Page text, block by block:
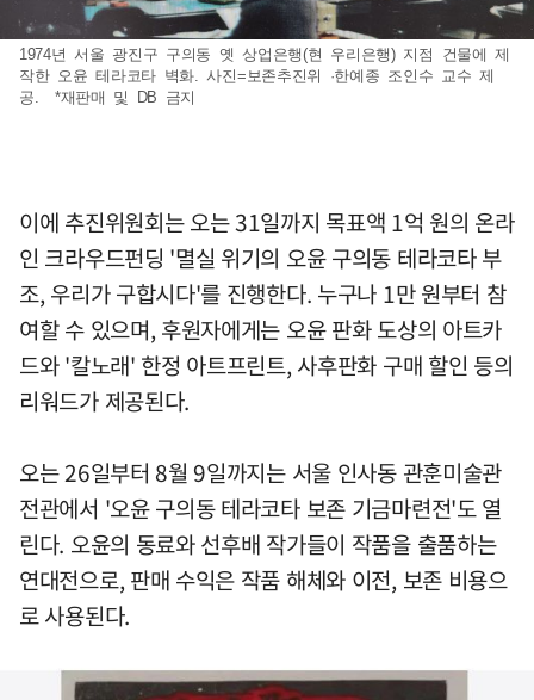
1974년 서울 광진구 구의동 옛 상업은행(현 우리은행) 지점 건물에 제
작한 오윤 테라코타 벽화. 사진=보존추진위 ·한예종 조인수 교수 제
공. *재판매 및 DB 금지
이에 추진위원회는 오는 31일까지 목표액 1억 원의 온라
인 크라우드펀딩 '멸실 위기의 오윤 구의동 테라코타 부
조, 우리가 구합시다'를 진행한다. 누구나 1만 원부터 참
여할 수 있으며, 후원자에게는 오윤 판화 도상의 아트카
드와 '칼노래' 한정 아트프린트, 사후판화 구매 할인 등의
리워드가 제공된다.
오는 26일부터 8월 9일까지는 서울 인사동 관훈미술관
전관에서 '오윤 구의동 테라코타 보존 기금마련전'도 열
린다. 오윤의 동료와 선후배 작가들이 작품을 출품하는
연대전으로, 판매 수익은 작품 해체와 이전, 보존 비용으
로 사용된다.